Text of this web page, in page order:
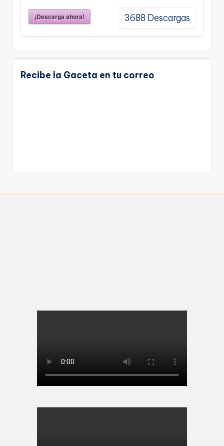
¡Descarga ahora! 3688 Descargas
Recibe la Gaceta en tu correo